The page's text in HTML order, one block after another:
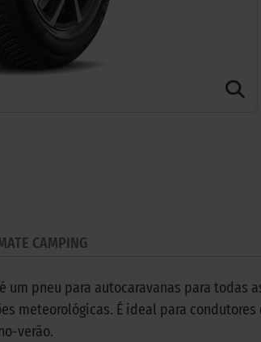
CAMPING
um pneu para autocaravanas para
meteorológicas. É ideal para
verão.